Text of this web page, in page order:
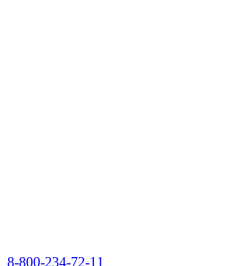
8-800-234-72-11